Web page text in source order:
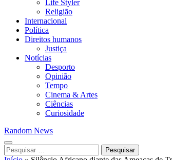
Life Styler
Religião
Internacional
Política
Direitos humanos
Justiça
Notícias
Desporto
Opinião
Tempo
Cinema & Artes
Ciências
Curiosidade
Random News
Pesquisar
por: